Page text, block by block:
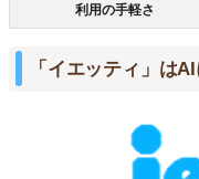
利用の手軽さ
「イエッティ」は